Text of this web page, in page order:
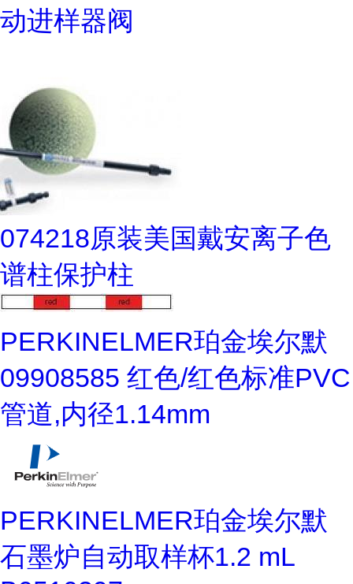
动进样器阀
074218原装美国戴安离子色
谱柱保护柱
PERKINELMER珀金埃尔默
09908585 红色/红色标准PVC
管道,内径1.14mm
PERKINELMER珀金埃尔默
石墨炉自动取样杯1.2 mL